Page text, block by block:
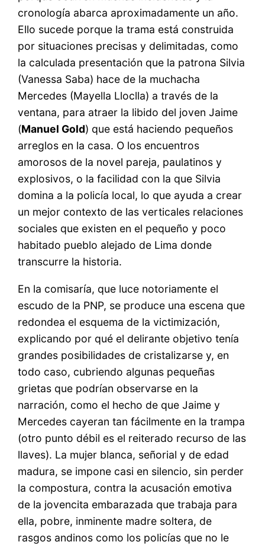
cronología abarca aproximadamente un año.
Ello sucede porque la trama está construida
por situaciones precisas y delimitadas, como
la calculada presentación que la patrona Silvia
(Vanessa Saba) hace de la muchacha
Mercedes (Mayella Lloclla) a través de la
ventana, para atraer la libido del joven Jaime
(Manuel Gold) que está haciendo pequeños
arreglos en la casa. O los encuentros
amorosos de la novel pareja, paulatinos y
explosivos, o la facilidad con la que Silvia
domina a la policía local, lo que ayuda a crear
un mejor contexto de las verticales relaciones
sociales que existen en el pequeño y poco
habitado pueblo alejado de Lima donde
transcurre la historia.
En la comisaría, que luce notoriamente el
escudo de la PNP, se produce una escena que
redondea el esquema de la victimización,
explicando por qué el delirante objetivo tenía
grandes posibilidades de cristalizarse y, en
todo caso, cubriendo algunas pequeñas
grietas que podrían observarse en la
narración, como el hecho de que Jaime y
Mercedes cayeran tan fácilmente en la trampa
(otro punto débil es el reiterado recurso de las
llaves). La mujer blanca, señorial y de edad
madura, se impone casi en silencio, sin perder
la compostura, contra la acusación emotiva
de la jovencita embarazada que trabaja para
ella, pobre, inminente madre soltera, de
rasgos andinos como los policías que no le